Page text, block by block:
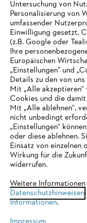
Unternehmen
Online Shop
Service
Allgemeine
IHR
eine optimale Nutzung
einem der folgenden
Untersuchung von
Personalisierung von
umfassender
Einwilligung gesetzt.
(z.B. Google oder
Ihre
Europäischen
„Einstellungen" und
Details zu den von
Mit „Alle
Cookies und die
Mit „Alle ablehnen“,
nicht unbedingt
„Einstellungen“
oder diese ablehnen.
Einsatz von
Wirkung für die
widerrufen.
Weitere
Datenschutzhinweisen
Informationen.